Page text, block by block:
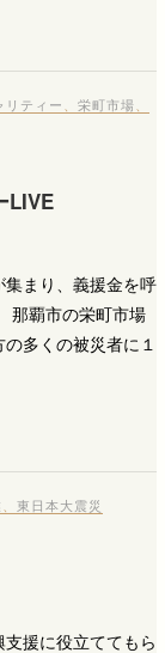
リティー 、栄町市場
LIVE
まり、義援金を呼
那覇市の栄町市場
多くの被災者に１
、東日本大震災
援に役立ててもら